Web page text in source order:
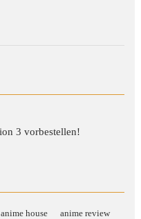
anime house anime review